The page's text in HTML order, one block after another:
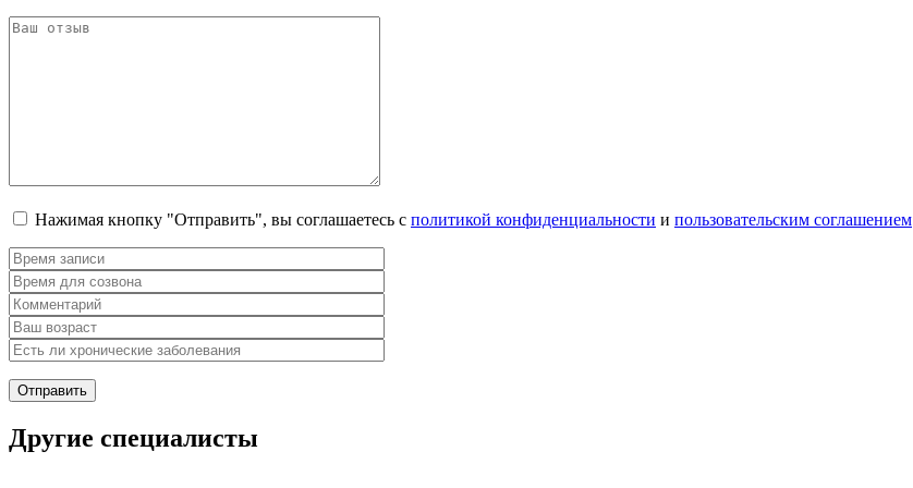
Нажимая кнопку "Отправить", вы соглашаетесь с политикой конфиденциальности и пользовательским соглашением
Другие специалисты